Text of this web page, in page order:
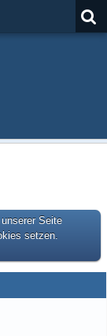
Seite
setzen.